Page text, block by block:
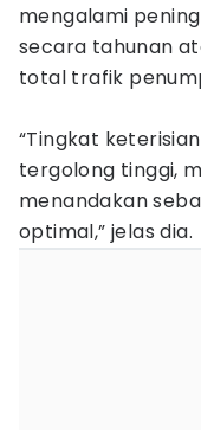
mengalami
secara tahunan
total trafik
“Tingkat
tergolong tinggi,
menandakan
optimal,” jelas dia.